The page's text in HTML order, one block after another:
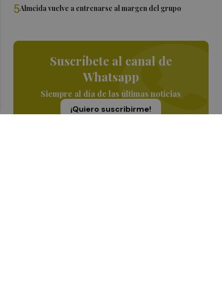
5Almeida vuelve a entrenarse al margen del grupo
Suscríbete al canal de
Whatsapp
Siempre al día de las últimas noticias
¡Quiero suscribirme!